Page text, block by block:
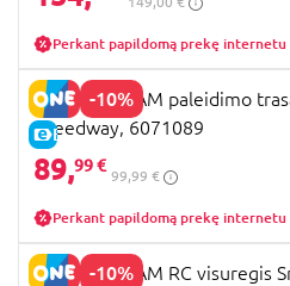
Perkant papildomą prekę internetu
-10%
E-KAINA
MONSTER JAM paleidimo
Speedway, 6071089
89,99 €
99,99 €
Perkant papildomą prekę internetu
-10%
MONSTER JAM RC visuregis